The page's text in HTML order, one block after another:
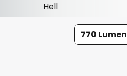
Hell
770 Lumen